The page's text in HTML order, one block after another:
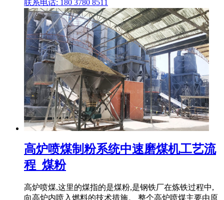
联系电话: 180 3780 8511
高炉喷煤制粉系统中速磨煤机工艺流
程_煤粉
高炉喷煤,这里的煤指的是煤粉,是钢铁厂在炼铁过程中,
向高炉内喷入燃料的技术措施。 整个高炉喷煤主要由原